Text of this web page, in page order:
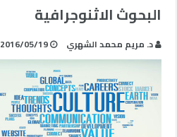
البحوث الاثنوجرافية
د. مريم محمد الشهري 2016/05/19